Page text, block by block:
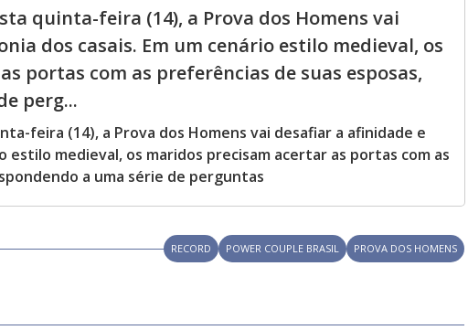
quinta-feira (14), a Prova dos Homens vai
dos casais. Em um cenário estilo medieval, os
portas com as preferências de suas esposas,
perg...
feira (14), a Prova dos Homens vai desafiar a afinidade e
estilo medieval, os maridos precisam acertar as portas com as
a uma série de perguntas
RECORD POWER COUPLE BRASIL PROVA DOS HOMENS